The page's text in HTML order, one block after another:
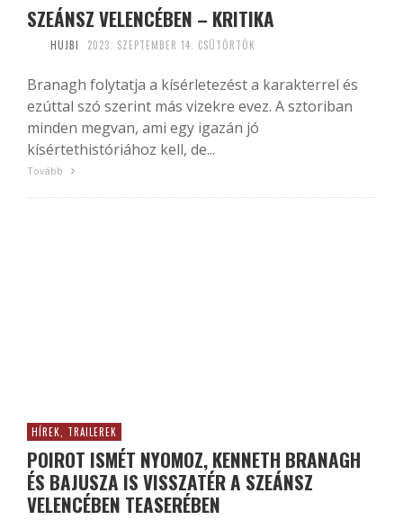
SZEÁNSZ VELENCÉBEN – KRITIKA
HUJBI 2023. SZEPTEMBER 14. CSÜTÖRTÖK
Branagh folytatja a kísérletezést a karakterrel és
ezúttal szó szerint más vizekre evez. A sztoriban
minden megvan, ami egy igazán jó
kísértethistóriához kell, de...
Tovább
HÍREK, TRAILEREK
POIROT ISMÉT NYOMOZ, KENNETH BRANAGH
ÉS BAJUSZA IS VISSZATÉR A SZEÁNSZ
VELENCÉBEN TEASERÉBEN